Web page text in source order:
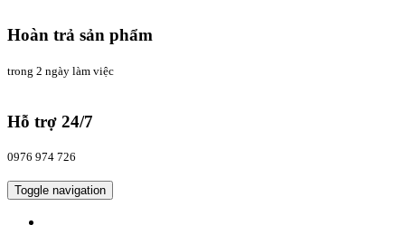
Hoàn trả sản phẩm
trong 2 ngày làm việc
Hỗ trợ 24/7
0976 974 726
Toggle navigation